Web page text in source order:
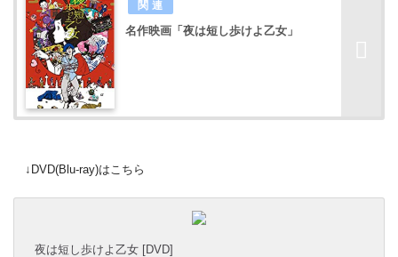
名作映画「夜は短し歩けよ乙女」
↓DVD(Blu-ray)はこちら
夜は短し歩けよ乙女 [DVD]